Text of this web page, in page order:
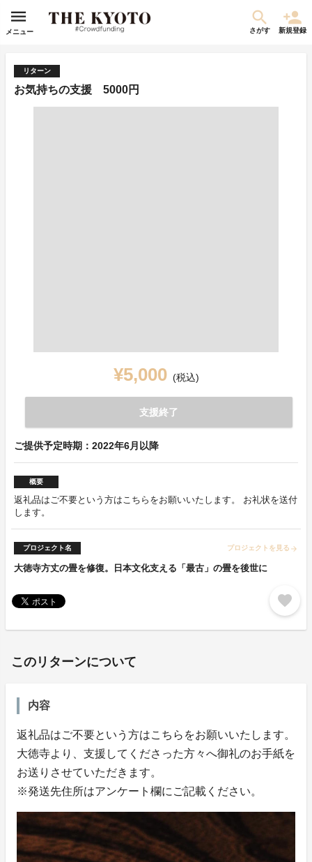
メニュー さがす 新規登録
リターン
お気持ちの支援 5000円
¥5,000 (税込)
支援終了
ご提供予定時期：2022年6月以降
概要
返礼品はご不要という方はこちらをお願いいたします。 お礼状を送付
します。
プロジェクト名 プロジェクトを見る arrow_forward
大徳寺方丈の畳を修復。日本文化支える「最古」の畳を後世に
favorite
このリターンについて
内容
返礼品はご不要という方はこちらをお願いいたします。
大徳寺より、支援してくださった方々へ御礼のお手紙を
お送りさせていただきます。
※発送先住所はアンケート欄にご記載ください。